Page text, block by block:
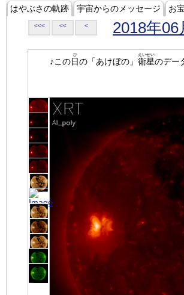
はやぶさの軌跡 宇宙からのメッセージ お
<<< << < 2018年06
♪この日
ひ
の「あけぼの」 衛星
えいせい
のデー